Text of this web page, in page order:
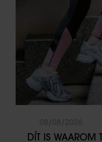
DÍT IS WAAROM